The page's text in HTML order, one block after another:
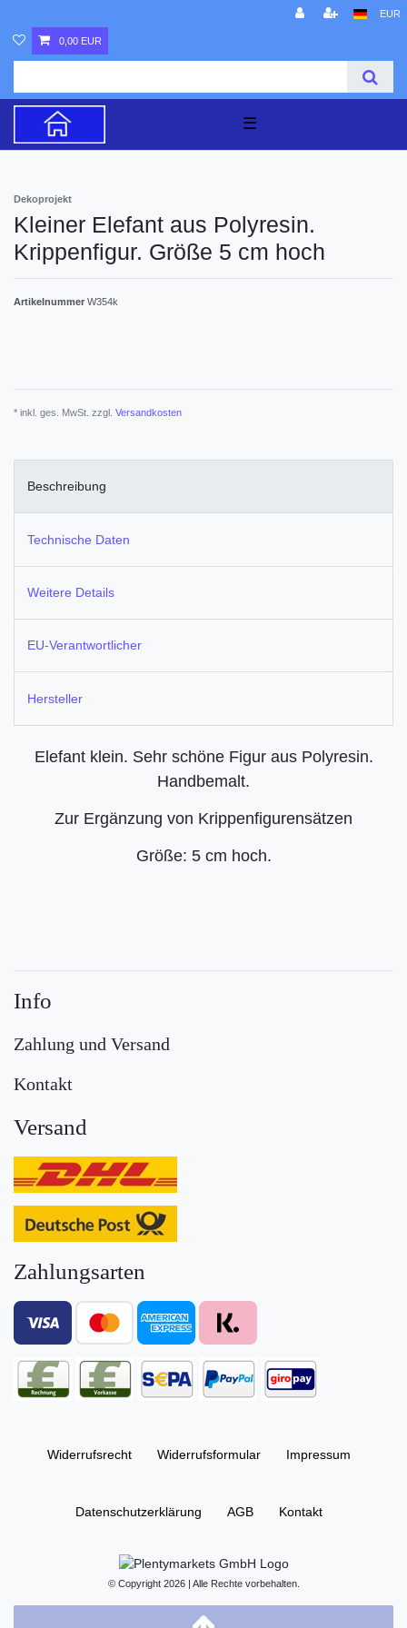
EUR
0,00 EUR
☰
Dekoprojekt
Kleiner Elefant aus Polyresin.
Krippenfigur. Größe 5 cm hoch
Artikelnummer W354k
* inkl. ges. MwSt. zzgl. Versandkosten
Beschreibung
Technische Daten
Weitere Details
EU-Verantwortlicher
Hersteller
Elefant klein. Sehr schöne Figur aus Polyresin.
Handbemalt.
Zur Ergänzung von Krippenfigurensätzen
Größe: 5 cm hoch.
Info
Zahlung und Versand
Kontakt
Versand
Zahlungsarten
Widerrufs­recht Widerrufs­formular Impressum
Daten­schutz­erklärung AGB Kontakt
© Copyright 2026 | Alle Rechte vorbehalten.